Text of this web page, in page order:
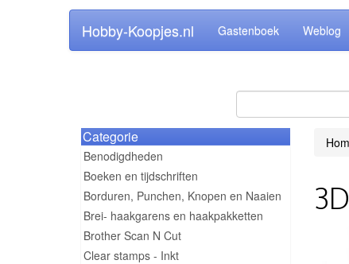
Hobby-Koopjes.nl Gastenboek Weblog
Categorie
Benodigdheden
Boeken en tijdschriften
Borduren, Punchen, Knopen en Naaien
Brei- haakgarens en haakpakketten
Brother Scan N Cut
Clear stamps - Inkt